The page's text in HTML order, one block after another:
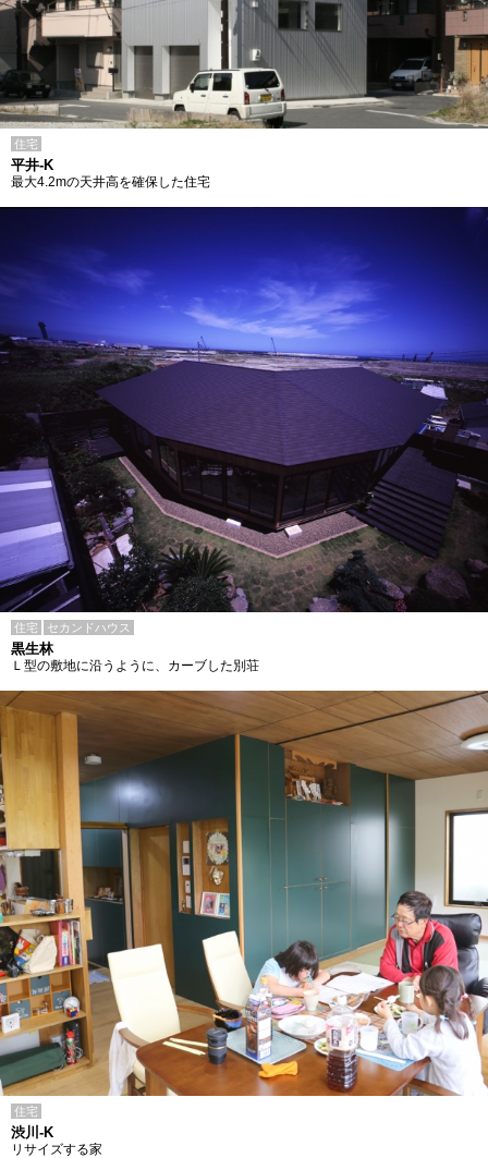
住宅
平井-K
最大4.2mの天井高を確保した住宅
住宅 セカンドハウス
黒生林
Ｌ型の敷地に沿うように、カーブした別荘
住宅
渋川-K
リサイズする家